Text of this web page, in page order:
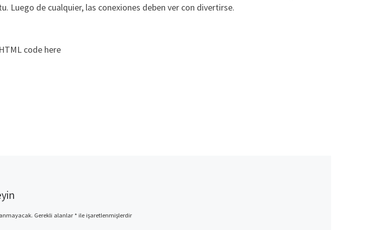
Luego de cualquier, las conexiones deben ver con divertirse.
code here
Gerekli alanlar*ile işaretlenmişlerdir